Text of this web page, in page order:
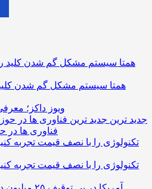
همتا سیستم مشکل گم شدن
ویوز داکز؛
جدید ترین
فناوری ها در
تکنولوژی را با نصف قیمت تجربه